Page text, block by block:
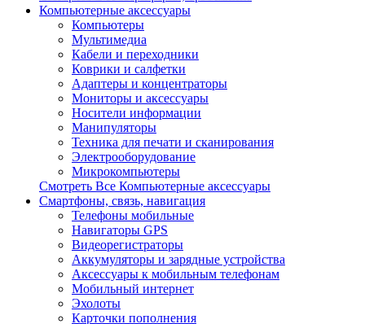
Компьютерные аксессуары
Компьютеры
Мультимедиа
Кабели и переходники
Коврики и салфетки
Адаптеры и концентраторы
Мониторы и аксессуары
Носители информации
Манипуляторы
Техника для печати и сканирования
Электрооборудование
Микрокомпьютеры
Смотреть Все Компьютерные аксессуары
Смартфоны, связь, навигация
Телефоны мобильные
Навигаторы GPS
Видеорегистраторы
Аккумуляторы и зарядные устройства
Аксессуары к мобильным телефонам
Мобильный интернет
Эхолоты
Карточки пополнения